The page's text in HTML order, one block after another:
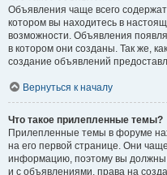
Объявления чаще всего
котором вы находитесь в
возможности. Объявления
в котором они созданы. Так же,
создание объявлений
Вернуться к началу
Что такое прилепленные темы?
Прилепленные темы в форуме
на его первой странице. Они
информацию, поэтому вы должны
и с объявлениями, права на